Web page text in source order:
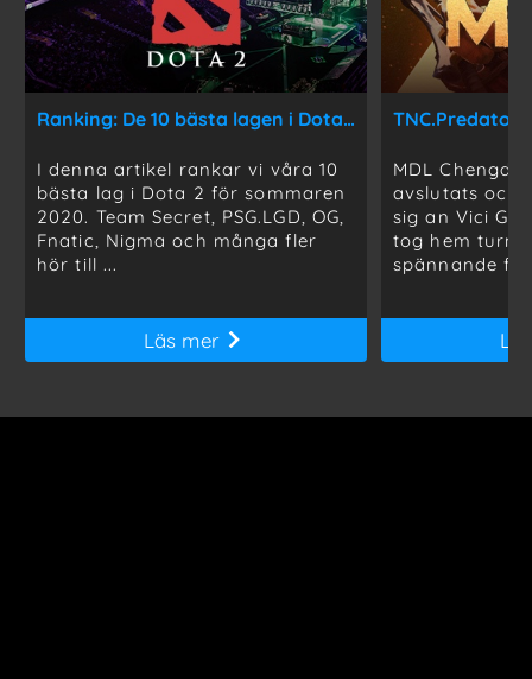
Ranking: De 10 bästa lagen i Dota 2 just nu
I denna artikel rankar vi våra 10
bästa lag i Dota 2 för sommaren
2020. Team Secret, PSG.LGD, OG,
Fnatic, Nigma och många fler
hör till ...
Läs mer
MDL
avslutats och
sig an Vici
tog hem
spännande